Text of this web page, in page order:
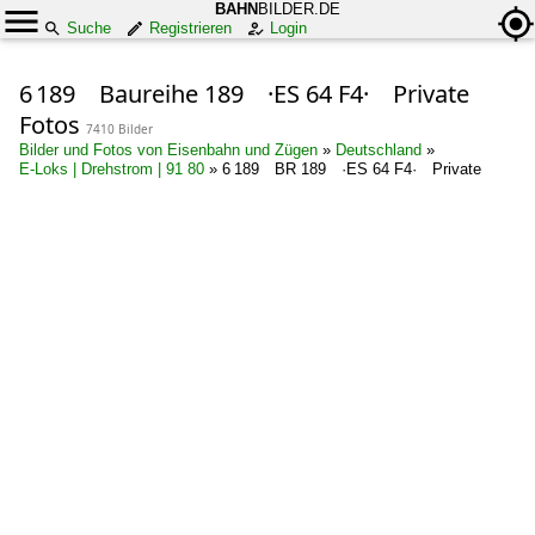
BAHN BILDER.DE
Suche
Registrieren Login
6 189 Baureihe 189 ·ES 64 F4· Private
Fotos 7410 Bilder
Bilder und Fotos von Eisenbahn und Zügen » Deutschland »
E-Loks | Drehstrom | 91 80 » 6 189 BR 189 ·ES 64 F4· Private